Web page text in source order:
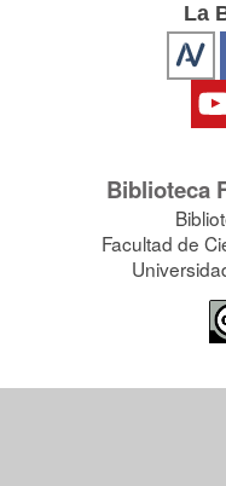
La
Biblioteca
Facultad de